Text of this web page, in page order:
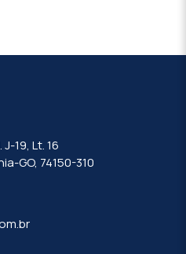
19, Lt. 16
GO, 74150-310